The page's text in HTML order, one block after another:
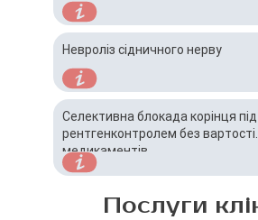
Невроліз сідничного нерву
Селективна блокада корінця під
рентгенконтролем без вартості
медикаментів
Послуги